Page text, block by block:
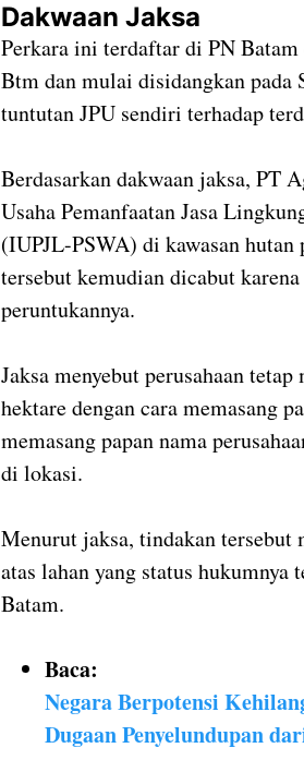
Dakwaan Jaksa
Perkara ini terdaftar di PN
Btm dan mulai disidangkan pada
tuntutan JPU sendiri terhadap
Berdasarkan dakwaan jaksa, PT
Usaha Pemanfaatan Jasa
(IUPJL-PSWA) di kawasan
tersebut kemudian dicabut
peruntukannya.
Jaksa menyebut perusahaan
hektare dengan cara memasang
memasang papan nama
di lokasi.
Menurut jaksa, tindakan tersebut
atas lahan yang status hukumnya
Batam.
Baca:
Negara Berpotensi
Dugaan Penyelundupan